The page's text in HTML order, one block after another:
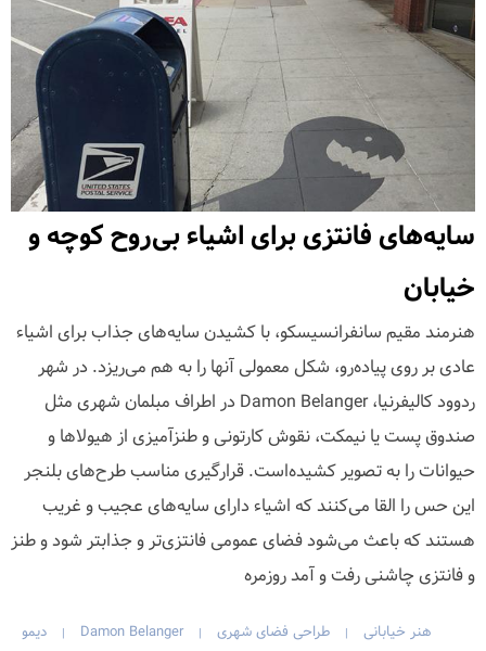
سایه‌های فانتزی برای اشیاء بی‌روح کوچه و
خیابان
هنرمند مقیم سانفرانسیسکو، با کشیدن سایه‌های جذاب برای اشیاء
عادی بر روی پیاده‌رو، شکل معمولی آنها را به هم می‌ریزد. در شهر
ردوود کالیفرنیا، Damon Belanger در اطراف مبلمان شهری مثل
صندوق پست یا نیمکت، نقوش کارتونی و طنزآمیزی از هیولاها و
حیوانات را به تصویر کشیده‌است. قرارگیری مناسب طرح‌های بلنجر
این حس را القا می‌کنند که اشیاء دارای سایه‌های عجیب و غریب
هستند که باعث می‌شود فضای عمومی فانتزی‌تر و جذابتر شود و طنز
و فانتزی چاشنی رفت و آمد روزمره
هنر خیابانی | طراحی فضای شهری |
Damon Belanger
| دیمو